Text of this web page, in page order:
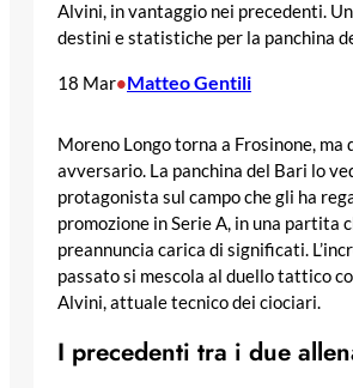
Alvini, in vantaggio nei precedenti.
destini e statistiche per la panchina
18 Mar•Matteo Gentili
Moreno Longo torna a Frosinone, ma
avversario. La panchina del Bari lo
protagonista sul campo che gli ha
promozione in Serie A, in una partita
preannuncia carica di significati.
passato si mescola al duello tattico
Alvini, attuale tecnico dei ciociari.
I precedenti tra i due